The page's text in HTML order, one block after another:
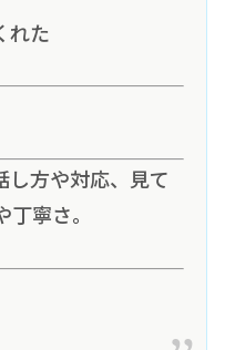
れた
し方や対応、見て
寧さ。